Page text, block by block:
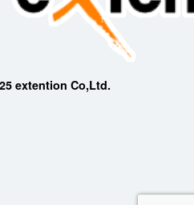
extention Co,Ltd.